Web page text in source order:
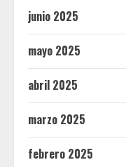
junio 2025
mayo 2025
abril 2025
marzo 2025
febrero 2025